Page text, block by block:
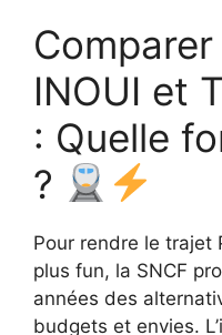
Comparer
INOUI et
: Quelle
?
Pour rendre le trajet
plus fun, la SNCF
années des
budgets et envies.